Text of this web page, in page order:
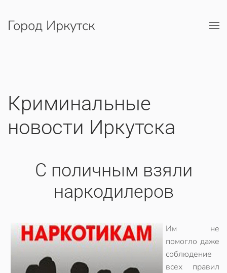
Перейти к содержимому
Город Иркутск
Криминальные
новости Иркутска
С поличным взяли
наркодилеров
Им не
помогло даже
соблюдение
всех правил